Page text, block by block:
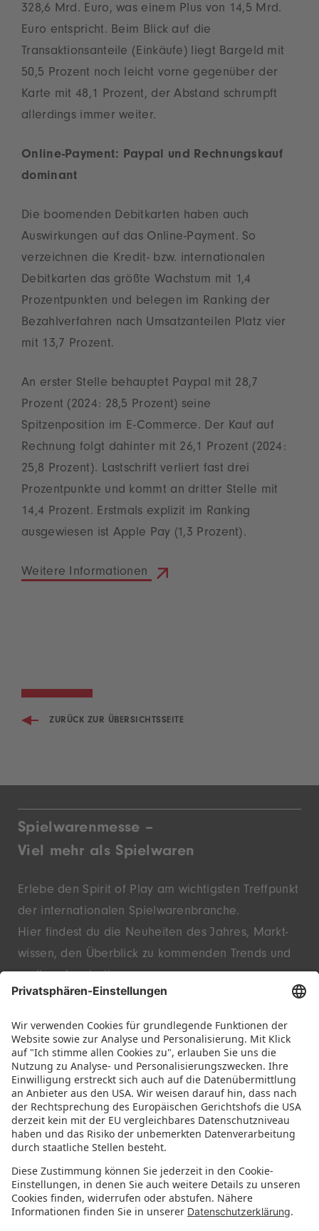
328,6 Mrd. Euro, was einem Plus von 14,5 Mrd.
Euro entspricht. Beim Blick auf die
Transaktionsanteile (Einkäufe) liegt Bargeld mit
50,5 Prozent noch leicht vorne gegenüber der
Karte mit 48,1 Prozent, der Abstand schrumpft
allerdings immer weiter.
Online-Payment: Paypal und Rechnungskauf
dominant
Die boomenden Debitkarten haben auch
Auswirkungen auf das Online-Payment. So
verzeichnen die Kredit- bzw. internationalen
Debitkarten das größte Wachstum mit 1,4
Prozentpunkten und belegen im Ranking der
Bezahlverfahren nach Umsatzanteilen Platz vier
mit 13,7 Prozent.
An erster Stelle behauptet Paypal mit 28,7
Prozent (2024: 28,5 Prozent) seine
Spitzenposition im E-Commerce. Der Kauf auf
Rechnung folgt dahinter mit 26,1 Prozent (2024:
25,8 Prozent). Lastschrift verliert fast drei
Prozentpunkte und kommt an dritter Stelle mit
14,4 Prozent. Erstmals explizit im Ranking
ausgewiesen ist Apple Pay (1,3 Prozent).
Weitere Informationen
ZURÜCK ZUR ÜBERSICHTSSEITE
Spielwarenmesse –
Viel mehr als Spielwaren
Erlebe den Spirit of Play am wichtigsten Treffpunkt
der inter­nationalen Spielwaren­branche.
Hier findest du die Neu­heiten des Jahres, Markt­
wissen, den Überblick zu kommenden Trends und
Entdecke innovative Startups und bekannte
Marken – live in Nürnberg.
FOLGE UNS!
IMMER INFORMIERT BLEIBEN